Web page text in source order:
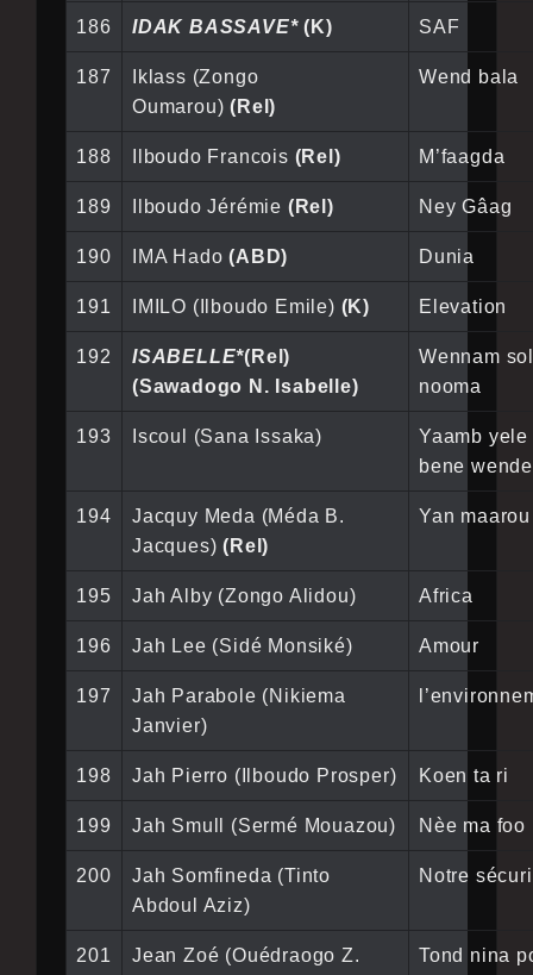
186 IDAK BASSAVE*(K) SAF
187
Iklass (Zongo
Oumarou)(Rel)
Wend bala
188 Ilboudo Francois (Rel) M’faagda
189 Ilboudo Jérémie (Rel) Ney Gâag
190 IMA Hado(ABD) Dunia
191 IMILO (Ilboudo Emile) (K) Elevation
192 ISABELLE*(Rel)
(Sawadogo N. Isabelle)
Wennam
nooma
193 Iscoul (Sana Issaka)
Yaamb yele
bene wende
194
Jacquy Meda (Méda B.
Jacques)(Rel)
Yan maarou
195 Jah Alby (Zongo Alidou) Africa
196 Jah Lee (Sidé Monsiké) Amour
197
Jah Parabole (Nikiema
Janvier)
198 Jah Pierro (Ilboudo Prosper) Koen ta ri
199 Jah Smull (Sermé Mouazou) Nèe ma foo
200
Jah Somfineda (Tinto
Abdoul Aziz)
Notre
201
Jean Zoé (Ouédraogo Z.
Tond nina